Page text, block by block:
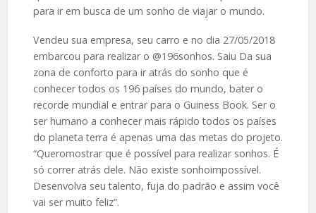
para ir em busca de um sonho de viajar o mundo.
Vendeu sua empresa, seu carro e no dia 27/05/2018
embarcou para realizar o @196sonhos. Saiu Da sua
zona de conforto para ir atrás do sonho que é
conhecer todos os 196 países do mundo, bater o
recorde mundial e entrar para o Guiness Book. Ser o
ser humano a conhecer mais rápido todos os países
do planeta terra é apenas uma das metas do projeto.
“Queromostrar que é possível para realizar sonhos. É
só correr atrás dele. Não existe sonhoimpossível.
Desenvolva seu talento, fuja do padrão e assim você
vai ser muito feliz”.